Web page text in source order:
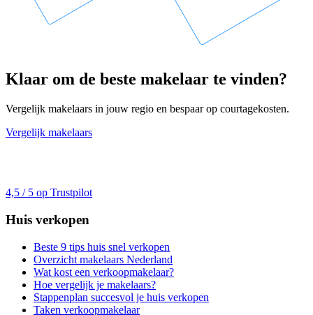
Klaar om de beste makelaar te vinden?
Vergelijk makelaars in jouw regio en bespaar op courtagekosten.
Vergelijk makelaars
4,5 / 5 op Trustpilot
Huis verkopen
Beste 9 tips huis snel verkopen
Overzicht makelaars Nederland
Wat kost een verkoopmakelaar?
Hoe vergelijk je makelaars?
Stappenplan succesvol je huis verkopen
Taken verkoopmakelaar